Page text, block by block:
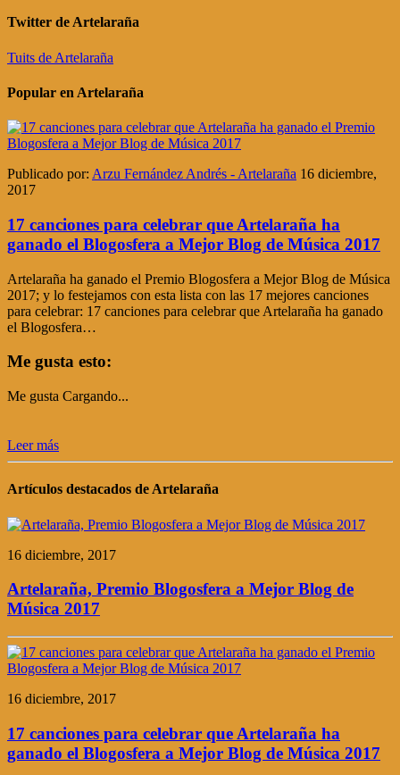
Twitter de Artelaraña
Tuits de Artelaraña
Popular en Artelaraña
Publicado por: Arzu Fernández Andrés - Artelaraña 16 diciembre,
2017
17 canciones para celebrar que Artelaraña ha
ganado el Blogosfera a Mejor Blog de Música 2017
Artelaraña ha ganado el Premio Blogosfera a Mejor Blog de Música
2017; y lo festejamos con esta lista con las 17 mejores canciones
para celebrar: 17 canciones para celebrar que Artelaraña ha ganado
el Blogosfera…
Me gusta esto:
Me gusta Cargando...
Leer más
Artículos destacados de Artelaraña
16 diciembre, 2017
Artelaraña, Premio Blogosfera a Mejor Blog de
Música 2017
16 diciembre, 2017
17 canciones para celebrar que Artelaraña ha
ganado el Blogosfera a Mejor Blog de Música 2017